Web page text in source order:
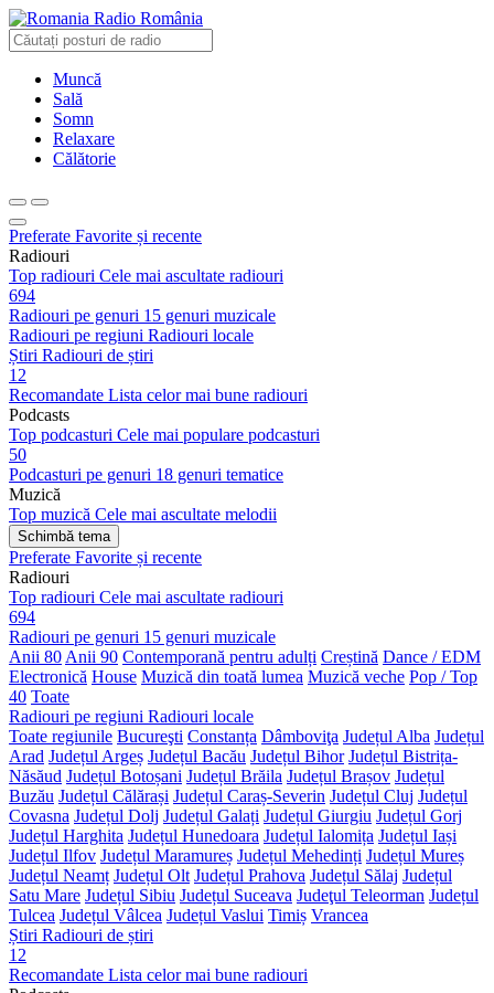
Radio România
Muncă
Sală
Somn
Relaxare
Călătorie
Preferate Favorite și recente
Radiouri
Top radiouri Cele mai ascultate radiouri
694
Radiouri pe genuri 15 genuri muzicale
Radiouri pe regiuni Radiouri locale
Știri Radiouri de știri
12
Recomandate Lista celor mai bune radiouri
Podcasts
Top podcasturi Cele mai populare podcasturi
50
Podcasturi pe genuri 18 genuri tematice
Muzică
Top muzică Cele mai ascultate melodii
Schimbă tema
Preferate Favorite și recente
Radiouri
Top radiouri Cele mai ascultate radiouri
694
Radiouri pe genuri 15 genuri muzicale
Anii 80 Anii 90 Contemporană pentru adulți Creștină Dance / EDM
Electronică House Muzică din toată lumea Muzică veche Pop / Top
40 Toate
Radiouri pe regiuni Radiouri locale
Toate regiunile Bucureşti Constanța Dâmboviţa Județul Alba Județul
Arad Județul Argeș Județul Bacău Județul Bihor Județul Bistrița-
Năsăud Județul Botoșani Județul Brăila Județul Brașov Județul
Buzău Județul Călărași Județul Caraș-Severin Județul Cluj Județul
Covasna Județul Dolj Județul Galați Județul Giurgiu Județul Gorj
Județul Harghita Județul Hunedoara Județul Ialomița Județul Iași
Județul Ilfov Județul Maramureș Județul Mehedinți Județul Mureș
Județul Neamț Județul Olt Județul Prahova Județul Sălaj Județul
Satu Mare Județul Sibiu Județul Suceava Judeţul Teleorman Județul
Tulcea Județul Vâlcea Județul Vaslui Timiș Vrancea
Știri Radiouri de știri
12
Recomandate Lista celor mai bune radiouri